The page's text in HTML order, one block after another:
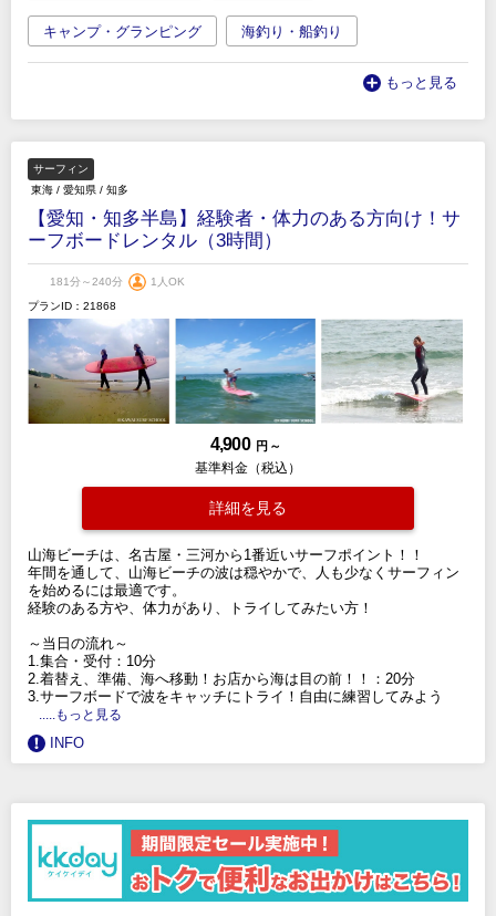
キャンプ・グランピング 海釣り・船釣り
もっと見る
サーフィン
東海 / 愛知県 / 知多
【愛知・知多半島】経験者・体力のある方向け！サ
ーフボードレンタル（3時間）
181分～240分
1人OK
プランID：21868
4,900 円 ～
基準料金（税込）
詳細を見る
山海ビーチは、名古屋・三河から1番近いサーフポイント！！
年間を通して、山海ビーチの波は穏やかで、人も少なくサーフィン
を始めるには最適です。
経験のある方や、体力があり、トライしてみたい方！
～当日の流れ～
1.集合・受付：10分
2.着替え、準備、海へ移動！お店から海は目の前！！：20分
3.サーフボードで波をキャッチにトライ！自由に練習してみよう
.....もっと見る
INFO